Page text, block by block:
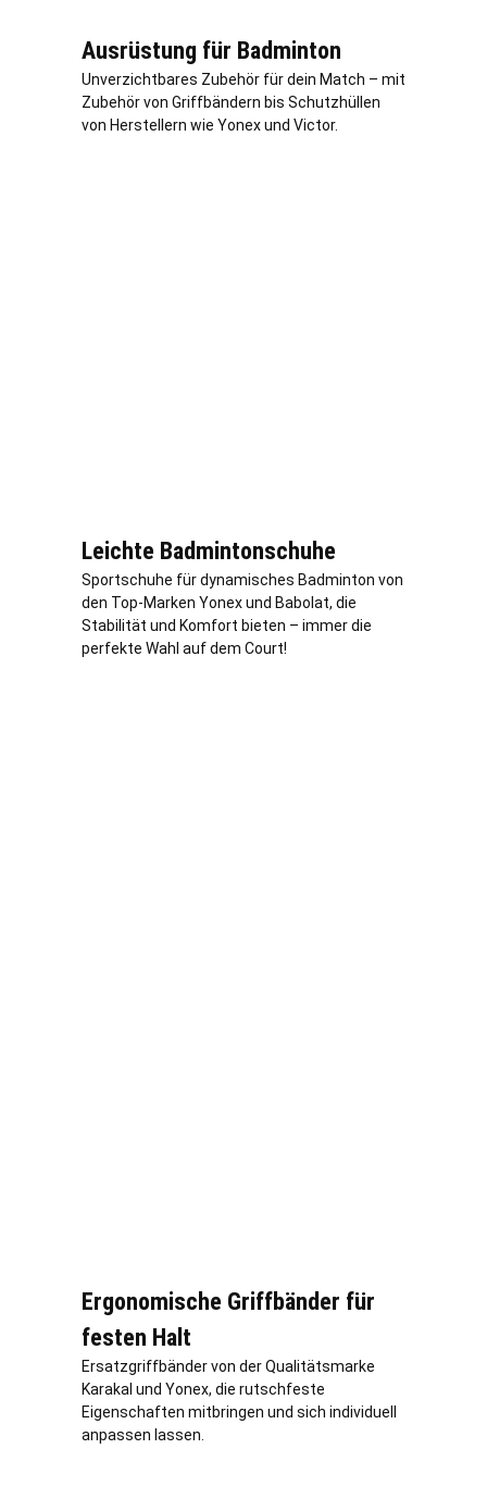
Ausrüstung für Badminton
Unverzichtbares Zubehör für dein Match – mit
Zubehör von Griffbändern bis Schutzhüllen
von Herstellern wie Yonex und Victor.
Leichte Badmintonschuhe
Sportschuhe für dynamisches Badminton von
den Top-Marken Yonex und Babolat, die
Stabilität und Komfort bieten – immer die
perfekte Wahl auf dem Court!
Ergonomische Griffbänder für
festen Halt
Ersatzgriffbänder von der Qualitätsmarke
Karakal und Yonex, die rutschfeste
Eigenschaften mitbringen und sich individuell
anpassen lassen.